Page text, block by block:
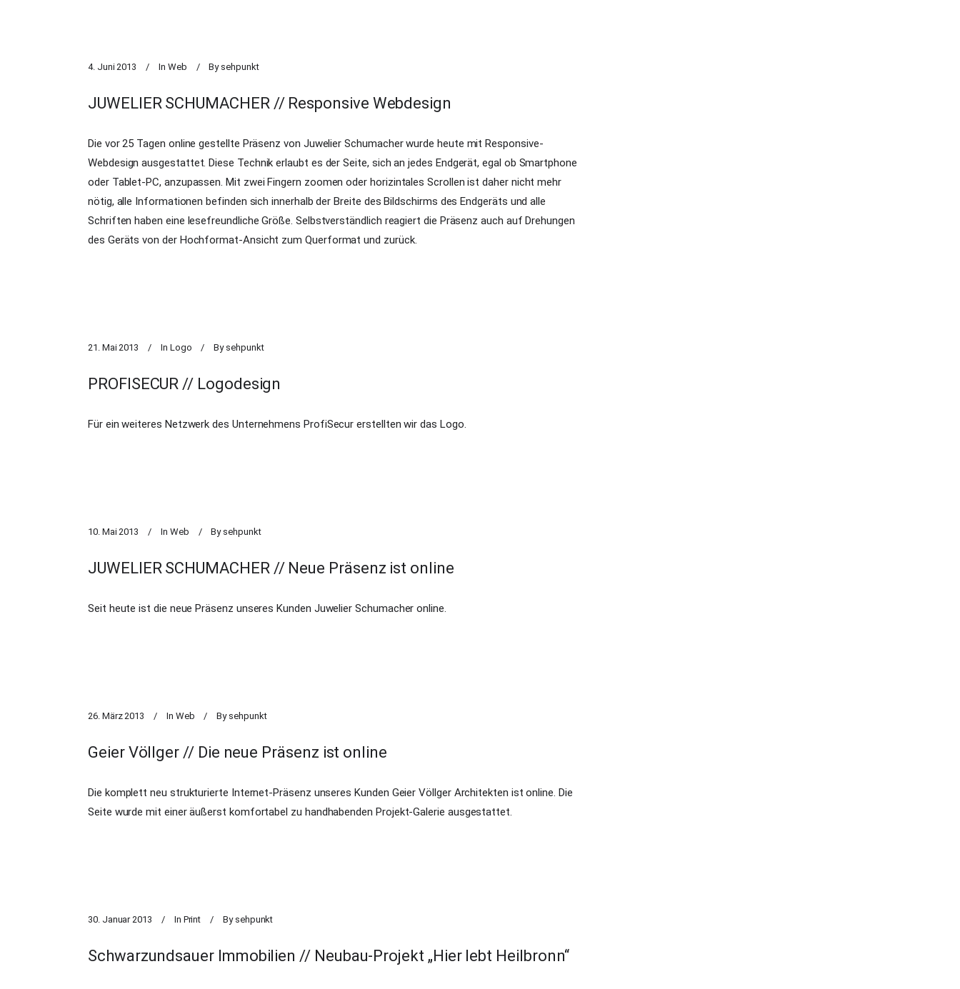
4. Juni 2013 In Web By sehpunkt
JUWELIER SCHUMACHER // Responsive Webdesign
Die vor 25 Tagen online gestellte Präsenz von Juwelier Schumacher wurde heute mit Responsive-
Webdesign ausgestattet. Diese Technik erlaubt es der Seite, sich an jedes Endgerät, egal ob Smartphone
oder Tablet-PC, anzupassen. Mit zwei Fingern zoomen oder horizintales Scrollen ist daher nicht mehr
nötig, alle Informationen befinden sich innerhalb der Breite des Bildschirms des Endgeräts und alle
Schriften haben eine lesefreundliche Größe. Selbstverständlich reagiert die Präsenz auch auf Drehungen
des Geräts von der Hochformat-Ansicht zum Querformat und zurück.
21. Mai 2013 In Logo By sehpunkt
PROFISECUR // Logodesign
Für ein weiteres Netzwerk des Unternehmens ProfiSecur erstellten wir das Logo.
10. Mai 2013 In Web By sehpunkt
JUWELIER SCHUMACHER // Neue Präsenz ist online
Seit heute ist die neue Präsenz unseres Kunden Juwelier Schumacher online.
26. März 2013 In Web By sehpunkt
Geier Völlger // Die neue Präsenz ist online
Die komplett neu strukturierte Internet-Präsenz unseres Kunden Geier Völlger Architekten ist online. Die
Seite wurde mit einer äußerst komfortabel zu handhabenden Projekt-Galerie ausgestattet.
30. Januar 2013 In Print By sehpunkt
Schwarzundsauer Immobilien // Neubau-Projekt „Hier lebt Heilbronn“